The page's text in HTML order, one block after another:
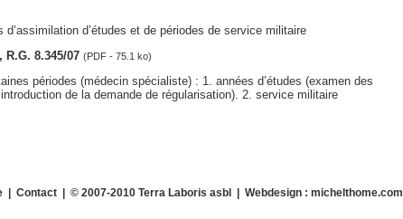
d’études et de périodes de service militaire
8.345/07 (PDF - 75.1 ko)
périodes (médecin spécialiste) : 1. années d’études (examen des
de la demande de régularisation). 2. service militaire
| Contact| © 2007-2010 Terra Laboris asbl | Webdesign : michelthome.com